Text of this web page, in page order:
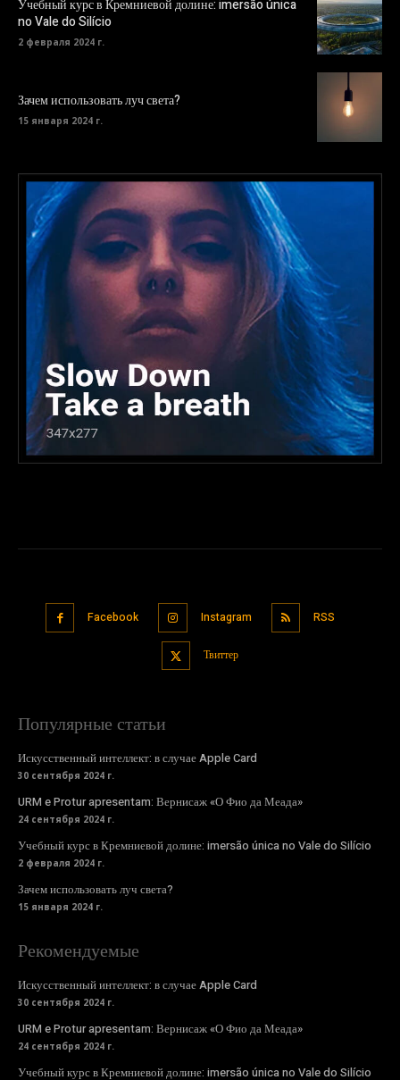
Учебный курс в Кремниевой долине: imersão única
no Vale do Silício
2 февраля 2024 г.
Зачем использовать луч света?
15 января 2024 г.
Facebook Instagram RSS
Твиттер
Популярные статьи
Искусственный интеллект: в случае Apple Card
30 сентября 2024 г.
URM e Protur apresentam: Вернисаж «О Фио да Меада»
24 сентября 2024 г.
Учебный курс в Кремниевой долине: imersão única no Vale do Silício
2 февраля 2024 г.
Зачем использовать луч света?
15 января 2024 г.
Рекомендуемые
Искусственный интеллект: в случае Apple Card
30 сентября 2024 г.
URM e Protur apresentam: Вернисаж «О Фио да Меада»
24 сентября 2024 г.
Учебный курс в Кремниевой долине: imersão única no Vale do Silício